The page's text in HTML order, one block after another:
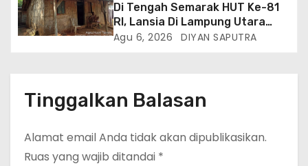
Di Tengah Semarak HUT Ke-81
RI, Lansia Di Lampung Utara
Hidup Memprihatinkan
Agu 6, 2026 DIYAN SAPUTRA
Tinggalkan Balasan
Alamat email Anda tidak akan dipublikasikan.
Ruas yang wajib ditandai *